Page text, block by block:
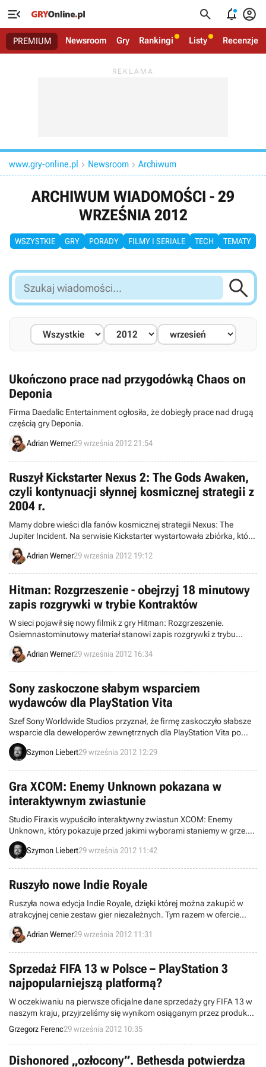
   
PREMIUM Newsroom Gry Rankingi Listy Recenzje
www.gry-online.pl  Newsroom  Archiwum
ARCHIWUM WIADOMOŚCI - 29
WRZEŚNIA 2012
WSZYSTKIE GRY PORADY FILMY I SERIALE TECH TEMATY
Szukaj
wiadomości...

Ukończono prace nad przygodówką Chaos on
Deponia
Firma Daedalic Entertainment ogłosiła, że dobiegły prace nad drugą
częścią gry Deponia.
Adrian Werner29 września 2012 21:54
Ruszył Kickstarter Nexus 2: The Gods Awaken,
czyli kontynuacji słynnej kosmicznej strategii z
2004 r.
Mamy dobre wieści dla fanów kosmicznej strategii Nexus: The
Jupiter Incident. Na serwisie Kickstarter wystartowała zbiórka, której
celem jest sfinansowanie produkcji drugiej części tej gry.
Adrian Werner29 września 2012 19:12
Hitman: Rozgrzeszenie - obejrzyj 18 minutowy
zapis rozgrywki w trybie Kontraktów
W sieci pojawił się nowy filmik z gry Hitman: Rozgrzeszenie.
Osiemnastominutowy materiał stanowi zapis rozgrywki z trybu
Kontrakty i towarzyszy mu komentarz ludzi ze studio IO Interactive.
Adrian Werner29 września 2012 16:34
Sony zaskoczone słabym wsparciem
wydawców dla PlayStation Vita
Szef Sony Worldwide Studios przyznał, że firmę zaskoczyło słabsze
wsparcie dla deweloperów zewnętrznych dla PlayStation Vita po
premierze konsoli. Koncern wie, co należy zrobić, aby zmienić taką
sytuację.Szymon Liebert29 września 2012 12:29
Gra XCOM: Enemy Unknown pokazana w
interaktywnym zwiastunie
Studio Firaxis wypuściło interaktywny zwiastun XCOM: Enemy
Unknown, który pokazuje przed jakimi wyborami staniemy w grze.
Materiał jest niezłym uzupełnieniem opublikowanego niedawno
dema.Szymon Liebert29 września 2012 11:42
Ruszyło nowe Indie Royale
Ruszyła nowa edycja Indie Royale, dzięki której można zakupić w
atrakcyjnej cenie zestaw gier niezależnych. Tym razem w ofercie
znalazły się m.in. Hector: Badge of Carnage, The Adventures of
Shuggy, Chime i Dangerous High School Girls In Trouble!.
Adrian Werner29 września 2012 11:31
Sprzedaż FIFA 13 w Polsce – PlayStation 3
najpopularniejszą platformą?
W oczekiwaniu na pierwsze oficjalne dane sprzedaży gry FIFA 13 w
naszym kraju, przyjrzeliśmy się wynikom osiąganym przez produkcję
EA Sports w Sklepie GRY-OnLine. Zaobserwowaliśmy ciekawy trend
– w pierwszych dniach obecności produkcji na rynku, wbrew
powszechnej opinii, wersja na PC wcale nie jest tą preferowaną
przez klientów.
Grzegorz Ferenc29 września 2012 10:35
Dishonored „ozłocony”. Bethesda potwierdza